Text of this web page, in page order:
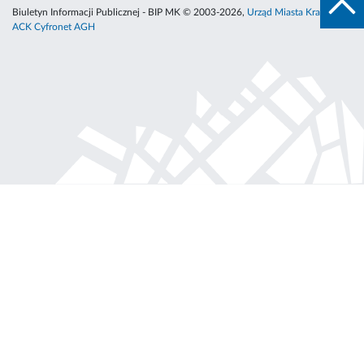
Biuletyn Informacji Publicznej - BIP MK © 2003-2026, Urząd Miasta Krakowa
ACK Cyfronet AGH